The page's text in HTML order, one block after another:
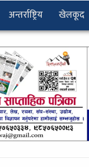
अन्तर्राष्ट्रिय खेलकूद